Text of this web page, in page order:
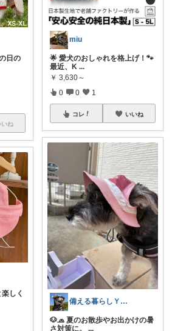
日の
いね
しく
miu
🌟 愛犬のおしゃれを格上げ！🐾
最近、K ...
￥ 3,630～
0 0 1
コレ いいね
備える暮らしＹＵＺＵ
🐶🧢 夏のお散歩やお出かけの暑
さ対策に。 ...